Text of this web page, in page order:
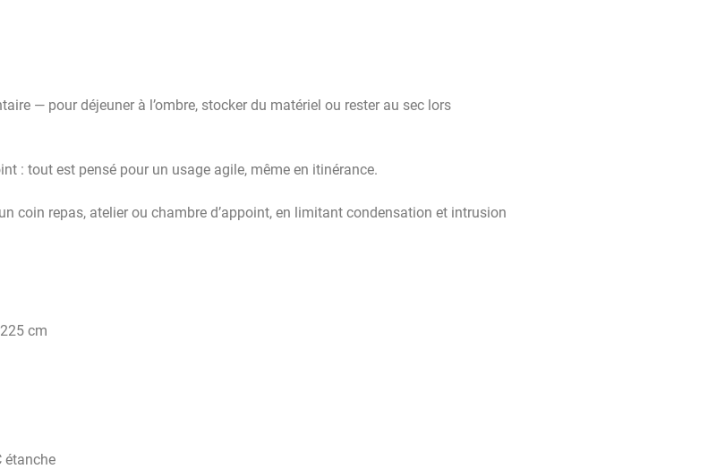
— pour déjeuner à l’ombre, stocker du matériel ou rester au sec lors
: tout est pensé pour un usage agile, même en itinérance.
coin repas, atelier ou chambre d’appoint, en limitant condensation et intrusion
cm
étanche